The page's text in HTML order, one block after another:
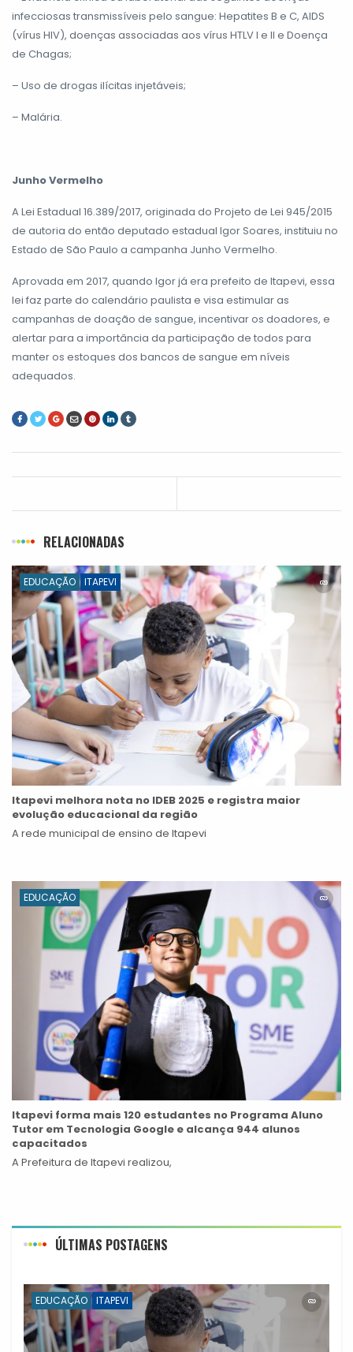
infecciosas transmissíveis pelo sangue: Hepatites B e C, AIDS
(vírus HIV), doenças associadas aos vírus HTLV I e II e Doença
de Chagas;
– Uso de drogas ilícitas injetáveis;
– Malária.
Junho Vermelho
A Lei Estadual 16.389/2017, originada do Projeto de Lei 945/2015
de autoria do então deputado estadual Igor Soares, instituiu no
Estado de São Paulo a campanha Junho Vermelho.
Aprovada em 2017, quando Igor já era prefeito de Itapevi, essa
lei faz parte do calendário paulista e visa estimular as
campanhas de doação de sangue, incentivar os doadores, e
alertar para a importância da participação de todos para
manter os estoques dos bancos de sangue em níveis
adequados.
RELACIONADAS
EDUCAÇÃO ITAPEVI
Itapevi melhora nota no IDEB 2025 e registra maior
evolução educacional da região
A rede municipal de ensino de Itapevi
EDUCAÇÃO
Itapevi forma mais 120 estudantes no Programa Aluno
Tutor em Tecnologia Google e alcança 944 alunos
capacitados
A Prefeitura de Itapevi realizou,
ÚLTIMAS POSTAGENS
EDUCAÇÃO ITAPEVI